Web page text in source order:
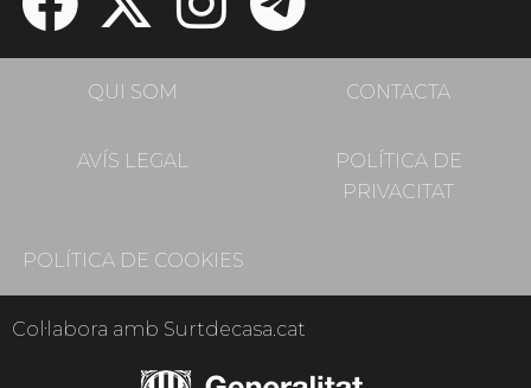
QUI SOM CONTACTA
AVÍS LEGAL
POLÍTICA DE
PRIVACITAT
POLÍTICA DE COOKIES
Col·labora amb Surtdecasa.cat